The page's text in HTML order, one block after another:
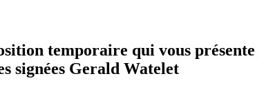
temporaire qui vous présente
signées Gerald Watelet